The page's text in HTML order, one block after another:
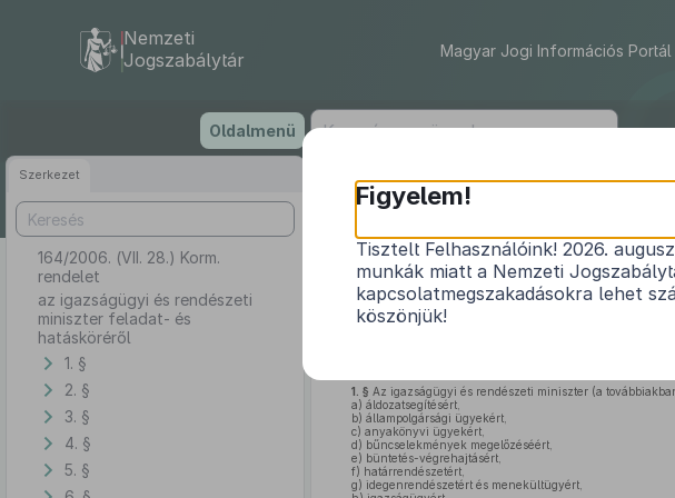
tartalomra
Nemzeti
Jogszabálytár
Magyar Jogi Információs Portál
Oldalmenü
Szerkezet
164/2006. (VII. 28.) Korm.
rendelet
az igazságügyi és rendészeti
miniszter feladat- és
hatásköréről
1. §
2. §
3. §
4. §
5. §
164/2006.
az igazságügyi és
1. § Az igazságügyi és rendészeti miniszter (a
a) áldozatsegítésért,
b) állampolgársági ügyekért,
c) anyakönyvi ügyekért,
d) bűncselekmények megelőzéséért,
e) büntetés-végrehajtásért,
f) határrendészetért,
g) idegenrendészetért és menekültügyért,
Figyelem!
Tisztelt Felhasználóink! 2026.
munkák miatt a Nemzeti
kapcsolatmegszakadásokra lehet
köszönjük!